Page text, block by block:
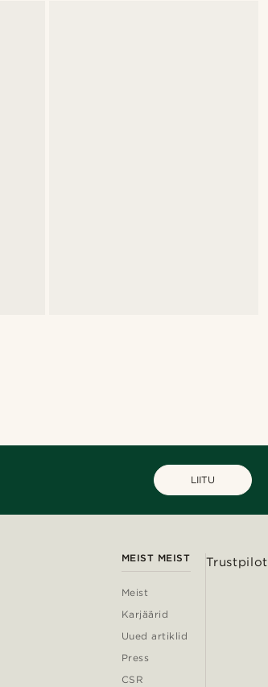
LIITU
MEIST MEIST
Meist
Karjäärid
Uued artiklid
Press
CSR
Trustpilot